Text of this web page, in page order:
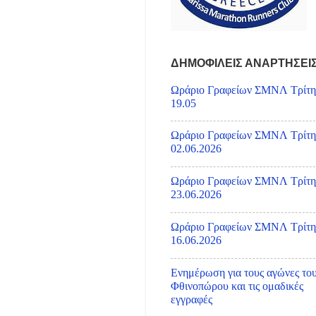
ΔΗΜΟΦΙΛΕΙΣ
Ωράριο Γραφείων ΣΜΝΛ Τρίτη
19.05
Ωράριο Γραφείων ΣΜΝΛ Τρίτη
02.06.2026
Ωράριο Γραφείων ΣΜΝΛ Τρίτη
23.06.2026
Ωράριο Γραφείων ΣΜΝΛ Τρίτη
16.06.2026
Ενημέρωση για τους αγώνες
Φθινοπώρου και τις ομαδικές
εγγραφές